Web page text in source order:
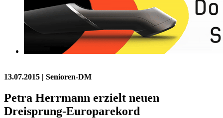
13.07.2015 | Senioren-DM
Petra Herrmann erzielt neuen
Dreisprung-Europarekord